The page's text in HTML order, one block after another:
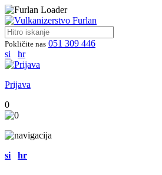
Pokličite nas 051 309 446
si
hr
Prijava
0
si hr